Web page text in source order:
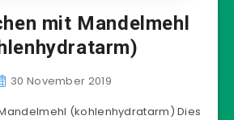
mit Mandelmehl
30 November 2019
(kohlenhydratarm) Dies